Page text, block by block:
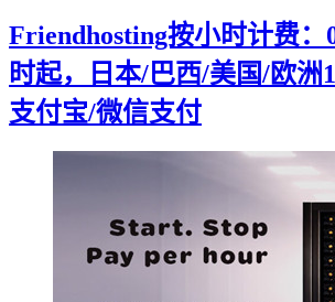
Friendhosting按小时计费：
时起，日本/巴西/美国/欧洲
支付宝/微信支付